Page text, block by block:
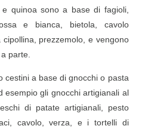
quinoa sono a base di fagioli,
e bianca, bietola, cavolo
prezzemolo, e vengono
parte.
cestini a base di gnocchi o pasta
esempio gli gnocchi artigianali al
di patate artigianali, pesto
cavolo, verza, e i tortelli di